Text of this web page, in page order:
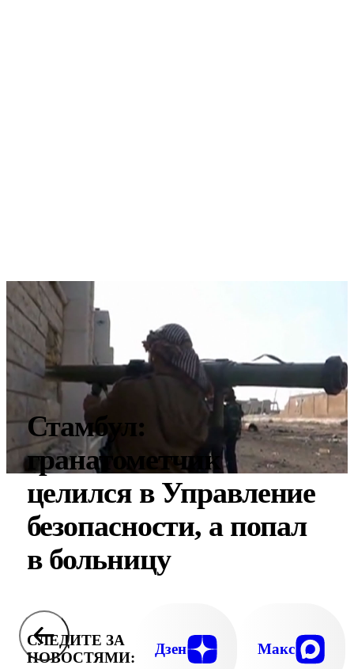
Стамбул:
гранатометчик
целился в Управление
безопасности, а попал
в больницу
СЛЕДИТЕ ЗА
НОВОСТЯМИ:
Дзен Макс